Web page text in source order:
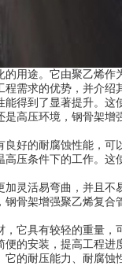
用途。它由聚乙烯作
需求的优势，并介绍
得到了显著提升。这
高压环境，钢骨架增
好的耐腐蚀性能，可
压条件下的工作。这
灵活易弯曲，并且不
骨架增强聚乙烯复合
它具有较轻的重量，
的安装，提高工程进
的耐压能力、耐腐蚀